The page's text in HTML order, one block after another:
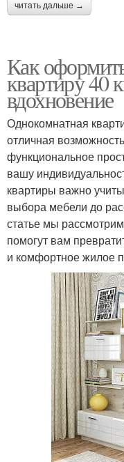
читать дальше →
Как
квартиру 40
вдохновение
Однокомнатная
отличная
функциональное
вашу
квартиры важно
выбора мебели до
статье мы
помогут вам
и комфортное жилое